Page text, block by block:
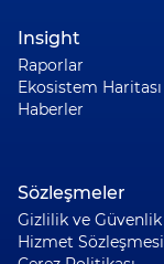
Insight
Raporlar
Ekosistem Haritası
Haberler
Sözleşmeler
Gizlilik ve Güvenlik
Hizmet Sözleşmesi